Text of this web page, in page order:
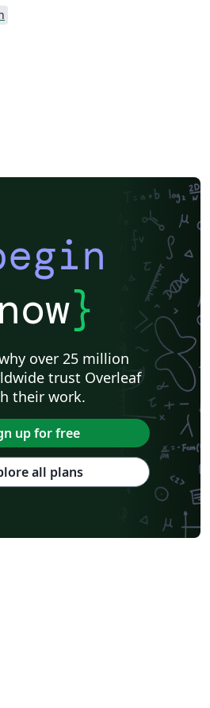
now}
over 25 million
trust Overleaf
their work.
up for free
all plans